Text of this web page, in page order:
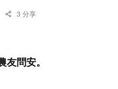
3 分享
問安。